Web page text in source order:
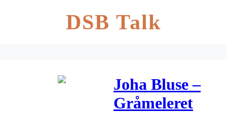
DSB Talk
Joha Bluse –
Gråmeleret